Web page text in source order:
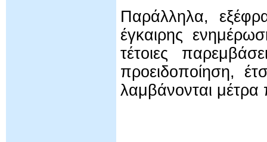
Παράλληλα,
έγκαιρης
τέτοιες
προειδοποίηση,
λαμβάνονται